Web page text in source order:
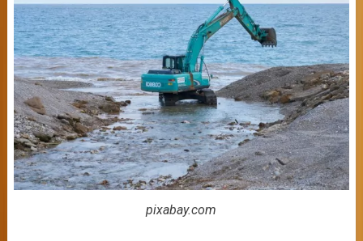
pixabay.com